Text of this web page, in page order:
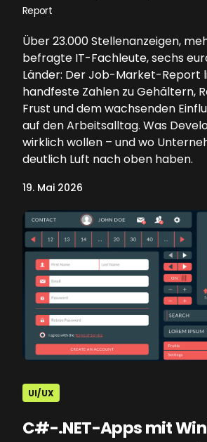
Report
Über 23.000 Stellenanzeigen,
befragte IT-Fachleute, sechs
Länder: Der Job-Market-Report
handfeste Zahlen zu Gehältern,
Frust und dem wachsenden
auf den Arbeitsalltag. Was
wirklich wollen – und wo
deutlich Luft nach oben haben.
19. Mai 2026
UI/UX
C#-.NET-Apps mit